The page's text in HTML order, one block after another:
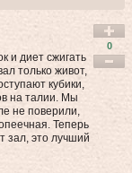
и диет сжигать
только живот,
кубики,
на талии. Мы
не поверили,
Теперь
зал, это лучший
0